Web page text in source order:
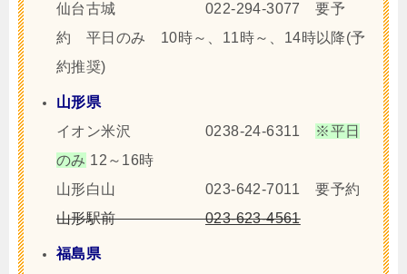
仙台古城 022-294-3077 要予
約 平日のみ 10時～、11時～、14時以降(予
約推奨)
山形県
イオン米沢 0238-24-6311
※平日
のみ 12～16時
山形白山 023-642-7011 要予約
山形駅前023-623-4561
福島県